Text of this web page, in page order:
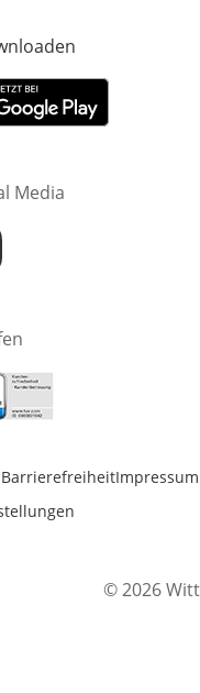
neuem Fenster
Media
Fenster
in neuem Fenster
Fenster
in neuem Fenster
BarrierefreiheitImpressum
© 2026 Witt